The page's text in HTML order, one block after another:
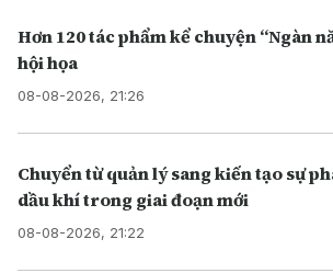
Hơn 120 tác phẩm kể chuyện “Ngàn
hội họa
08-08-2026, 21:26
Chuyển từ quản lý sang kiến tạo sự
dầu khí trong giai đoạn mới
08-08-2026, 21:22